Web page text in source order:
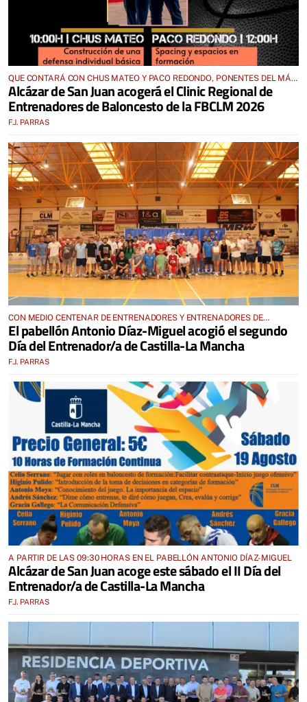
QUE CONTARÁ CON CHUS MATEO Y PACO REDONDO, PONENTES DEL MÁS
ALTO NIVEL INTERNACIONAL
Alcázar de San Juan acogerá el Clinic Regional de
Entrenadores de Baloncesto de la FBCLM 2026
F.J. PARRAS
CON MEDIO CENTENAR DE ENTRENADORES Y ENTRENADORES DE
BALONCESTO
El pabellón Antonio Díaz-Miguel acogió el segundo
Día del Entrenador/a de Castilla-La Mancha
F.J. PARRAS
A PARTIR DE LAS 09:30 HORAS EN EL PABELLÓN ANTONIO DÍAZ-MIGUEL
Alcázar de San Juan acoge este sábado el II Día del
Entrenador/a de Castilla-La Mancha
F.J. PARRAS